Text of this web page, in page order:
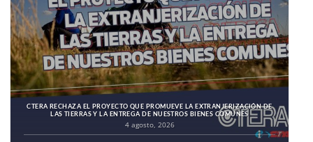
CTERA RECHAZA EL PROYECTO QUE PROMUEVE LA EXTRANJERIZACIÓN DE
LAS TIERRAS Y LA ENTREGA DE NUESTROS BIENES COMUNES
4 agosto, 2026